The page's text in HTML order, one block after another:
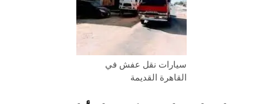
سيارات نقل عفش في
القاهرة القديمة